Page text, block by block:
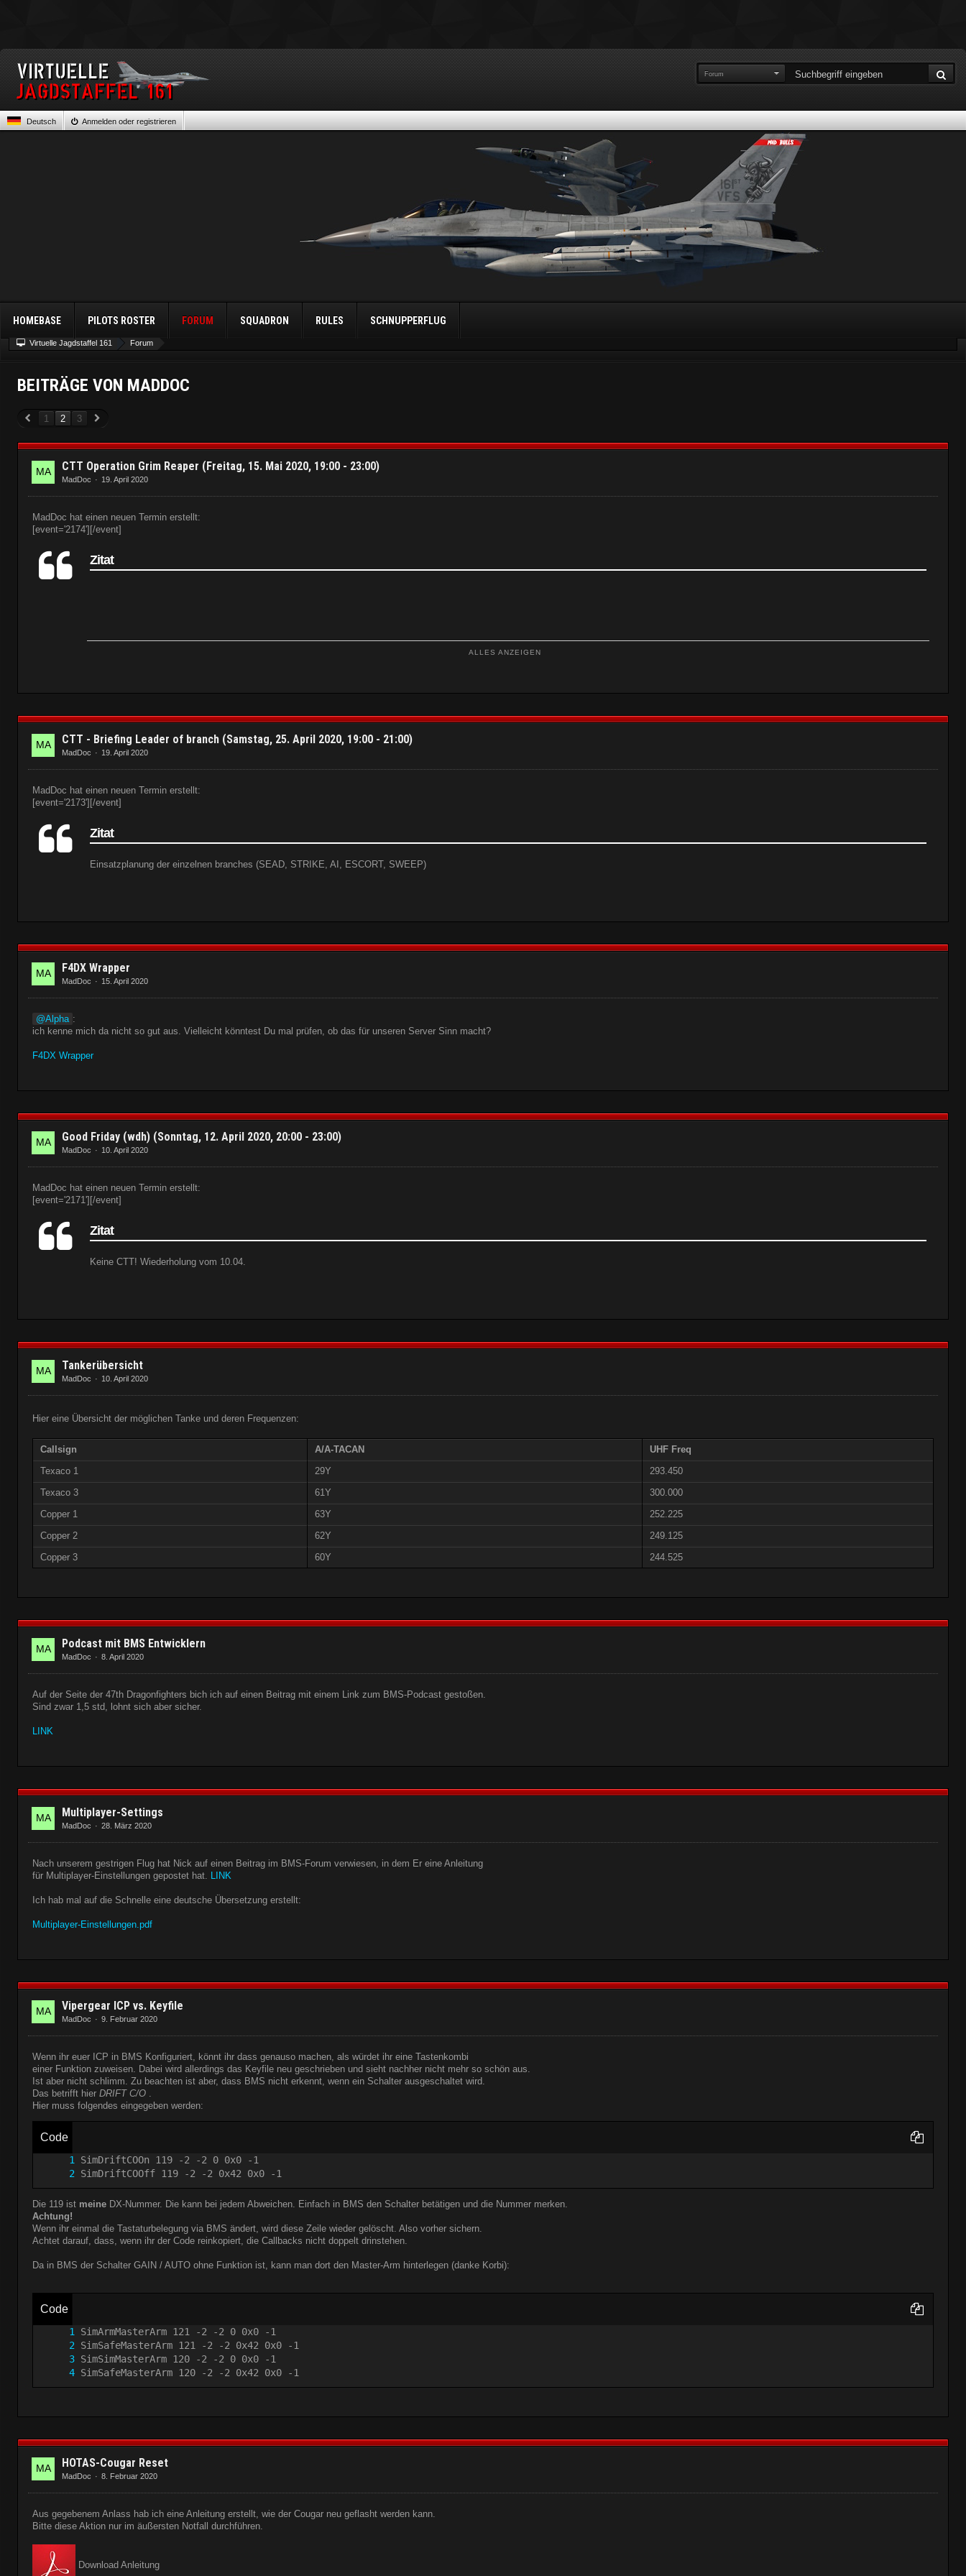
HOMEBASE PILOTS ROSTER FORUM SQUADRON RULES SCHNUPPERFLUG
Deutsch Anmelden oder registrieren
Forum
Virtuelle Jagdstaffel 161 Forum
BEITRÄGE VON MADDOC
1 2 3
CTT Operation Grim Reaper (Freitag, 15. Mai 2020, 19:00 - 23:00)
MadDoc 19. April 2020
MadDoc hat einen neuen Termin erstellt:
[event='2174'][/event]
Zitat
MISSION BRIEFING (MAAP)
MISSION OBJECTIVES
PACKAGE ASSETS
TIMELINE
TAC ADMIN
ROE
Anleitung zum Einrichten"Online Sqadron" (ab Seite 18):
LAN Checkliste 2019.pdf
ALLES ANZEIGEN
CTT - Briefing Leader of branch (Samstag, 25. April 2020, 19:00 - 21:00)
MadDoc 19. April 2020
MadDoc hat einen neuen Termin erstellt:
[event='2173'][/event]
Zitat
Einsatzplanung der einzelnen branches (SEAD, STRIKE, AI, ESCORT, SWEEP)
F4DX Wrapper
MadDoc 15. April 2020
Alpha :
ich kenne mich da nicht so gut aus. Vielleicht könntest Du mal prüfen, ob das für unseren Server Sinn macht?
F4DX Wrapper
Good Friday (wdh) (Sonntag, 12. April 2020, 20:00 - 23:00)
MadDoc 10. April 2020
MadDoc hat einen neuen Termin erstellt:
[event='2171'][/event]
Zitat
Keine CTT! Wiederholung vom 10.04.
Tankerübersicht
MadDoc 10. April 2020
Hier eine Übersicht der möglichen Tanke und deren Frequenzen:
Callsign A/A-TACAN
UHF Freq
Texaco 1
29Y
293.450
Texaco 3
61Y
300.000
Copper 1
63Y
252.225
Copper 2
62Y
249.125
Copper 3
60Y 244.525
Podcast mit BMS Entwicklern
MadDoc 8. April 2020
Auf der Seite der 47th Dragonfighters bich ich auf einen Beitrag mit einem Link zum BMS-Podcast gestoßen.
Sind zwar 1,5 std, lohnt sich aber sicher.
LINK
Multiplayer-Settings
MadDoc 28. März 2020
Nach unserem gestrigen Flug hat Nick auf einen Beitrag im BMS-Forum verwiesen, in dem Er eine Anleitung
für Multiplayer-Einstellungen gepostet hat. LINK
Ich hab mal auf die Schnelle eine deutsche Übersetzung erstellt:
Multiplayer-Einstellungen.pdf
Vipergear ICP vs. Keyfile
MadDoc 9. Februar 2020
Wenn ihr euer ICP in BMS Konfiguriert, könnt ihr dass genauso machen, als würdet ihr eine Tastenkombi
einer Funktion zuweisen. Dabei wird allerdings das Keyfile neu geschrieben und sieht nachher nicht mehr so schön aus.
Ist aber nicht schlimm. Zu beachten ist aber, dass BMS nicht erkennt, wenn ein Schalter ausgeschaltet wird.
Das betrifft hier DRIFT C/O .
Hier muss folgendes eingegeben werden:
Code
SimDriftCOOff 119 -2 -2 0x42 0x0 -1
Die 119 ist meine DX-Nummer. Die kann bei jedem Abweichen. Einfach in BMS den Schalter betätigen und die Nummer merken.
Achtung!
Wenn ihr einmal die Tastaturbelegung via BMS ändert, wird diese Zeile wieder gelöscht. Also vorher sichern.
Achtet darauf, dass, wenn ihr der Code reinkopiert, die Callbacks nicht doppelt drinstehen.
Da in BMS der Schalter GAIN / AUTO ohne Funktion ist, kann man dort den Master-Arm hinterlegen (danke Korbi):
Code
SimSafeMasterArm 120 -2 -2 0x42 0x0 -1
HOTAS-Cougar Reset
MadDoc 8. Februar 2020
Aus gegebenem Anlass hab ich eine Anleitung erstellt, wie der Cougar neu geflasht werden kann.
Bitte diese Aktion nur im äußersten Notfall durchführen.
Download Anleitung